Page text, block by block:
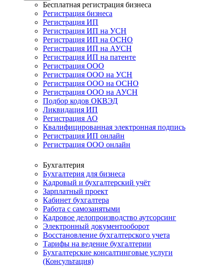
Бесплатная регистрация бизнеса
Регистрация бизнеса
Регистрация ИП
Регистрация ИП на УСН
Регистрация ИП на ОСНО
Регистрация ИП на АУСН
Регистрация ИП на патенте
Регистрация ООО
Регистрация ООО на УСН
Регистрация ООО на ОСНО
Регистрация ООО на АУСН
Подбор кодов ОКВЭД
Ликвидация ИП
Регистрация АО
Квалифицированная электронная подпись
Регистрация ИП онлайн
Регистрация ООО онлайн
Бухгалтерия
Бухгалтерия для бизнеса
Кадровый и бухгалтерский учёт
Зарплатный проект
Кабинет бухгалтера
Работа с самозанятыми
Кадровое делопроизводство аутсорсинг
Электронный документооборот
Восстановление бухгалтерского учета
Тарифы на ведение бухгалтерии
Бухгалтерские консалтинговые услуги
(Консультация)